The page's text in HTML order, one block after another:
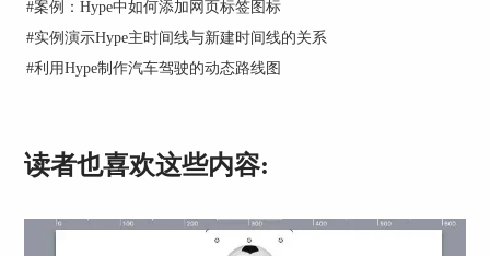
宽度或者高度，可以把圆形改变为椭圆形。
#案例：Hype中如何添加网页标签图标
#实例演示Hype主时间线与新建时间线的关系
#利用Hype制作汽车驾驶的动态路线图
读者也喜欢这些内容: